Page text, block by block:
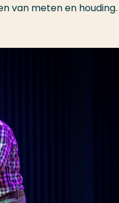
van meten en houding.